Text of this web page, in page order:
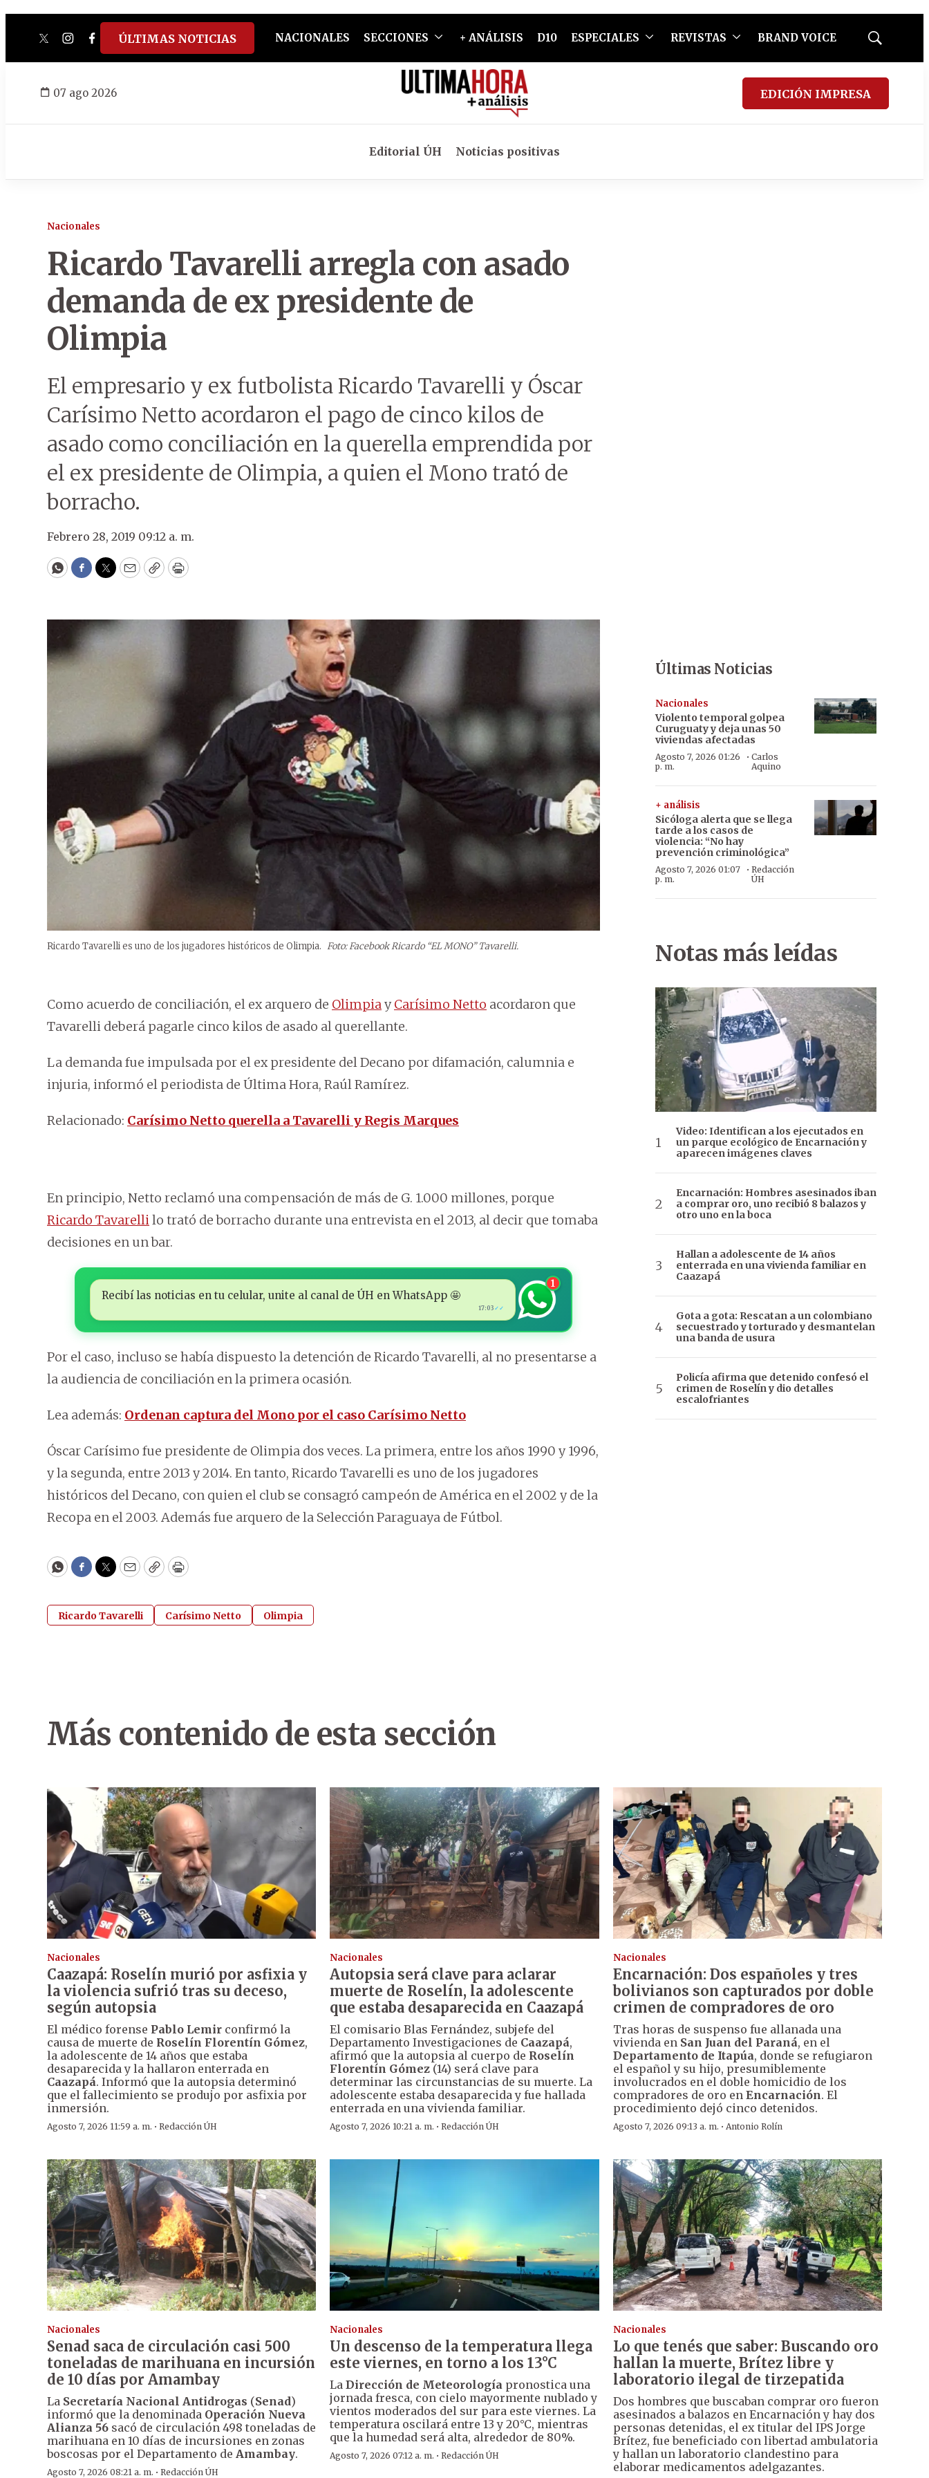
twitterinstagram
facebook
tiktokyoutube
spotify
ÚLTIMAS NOTICIAS NACIONALES SECCIONES + ANÁLISIS D10 ESPECIALES REVISTAS BRAND VOICE
Mostrar
07 ago 2026 EDICIÓN IMPRESA
Editorial ÚH Noticias positivas
Nacionales
Ricardo Tavarelli arregla con asado
demanda de ex presidente de
Olimpia
El empresario y ex futbolista Ricardo Tavarelli y Óscar
Carísimo Netto acordaron el pago de cinco kilos de
asado como conciliación en la querella emprendida por
el ex presidente de Olimpia, a quien el Mono trató de
borracho.
Febrero 28, 2019 09:12 a. m.
WhatsApp
Facebook
Twitter
EmailCopyPrint
Ricardo Tavarelli es uno de los jugadores históricos de Olimpia. Foto: Facebook Ricardo “EL MONO” Tavarelli.
Como acuerdo de conciliación, el ex arquero de OlimpiayCarísimo Netto acordaron que
Tavarelli deberá pagarle cinco kilos de asado al querellante.
La demanda fue impulsada por el ex presidente del Decano por difamación, calumnia e
injuria, informó el periodista de Última Hora, Raúl Ramírez.
Relacionado: Carísimo Netto querella a Tavarelli y Regis Marques
En principio, Netto reclamó una compensación de más de G. 1.000 millones, porque
Ricardo Tavarellilo trató de borracho durante una entrevista en el 2013, al decir que tomaba
decisiones en un bar.
Recibí las noticias en tu celular, unite al canal de ÚH en WhatsApp 🤩
17:03 ✓✓
1
Por el caso, incluso se había dispuesto la detención de Ricardo Tavarelli, al no presentarse a
la audiencia de conciliación en la primera ocasión.
Lea además: Ordenan captura del Mono por el caso Carísimo Netto
Óscar Carísimo fue presidente de Olimpia dos veces. La primera, entre los años 1990 y 1996,
y la segunda, entre 2013 y 2014. En tanto, Ricardo Tavarelli es uno de los jugadores
históricos del Decano, con quien el club se consagró campeón de América en el 2002 y de la
Recopa en el 2003. Además fue arquero de la Selección Paraguaya de Fútbol.
WhatsApp
Facebook
Twitter
EmailCopyPrint
Ricardo Tavarelli Carísimo Netto Olimpia
Últimas Noticias
Nacionales
Violento temporal golpea
Curuguaty y deja unas 50
viviendas afectadas
Agosto 7, 2026 01:26
p. m.
· Carlos
Aquino
+ análisis
Sicóloga alerta que se llega
tarde a los casos de
violencia: “No hay
prevención criminológica”
Agosto 7, 2026 01:07
p. m.
·Redacción
ÚH
Notas más leídas
Video: Identifican a los ejecutados en
un parque ecológico de Encarnación y
aparecen imágenes claves
Encarnación: Hombres asesinados iban
a comprar oro, uno recibió 8 balazos y
otro uno en la boca
Hallan a adolescente de 14 años
enterrada en una vivienda familiar en
Caazapá
Gota a gota: Rescatan a un colombiano
secuestrado y torturado y desmantelan
una banda de usura
Policía afirma que detenido confesó el
crimen de Roselín y dio detalles
escalofriantes
Más contenido de esta sección
Nacionales
Caazapá: Roselín murió por asfixia y
la violencia sufrió tras su deceso,
según autopsia
El médico forense Pablo Lemir confirmó la
causa de muerte de Roselín Florentín Gómez,
la adolescente de 14 años que estaba
desaparecida y la hallaron enterrada en
Caazapá. Informó que la autopsia determinó
que el fallecimiento se produjo por asfixia por
inmersión.
Agosto 7, 2026 11:59 a. m. · Redacción ÚH
Nacionales
Autopsia será clave para aclarar
muerte de Roselín, la adolescente
que estaba desaparecida en Caazapá
El comisario Blas Fernández, subjefe del
Departamento Investigaciones de Caazapá,
afirmó que la autopsia al cuerpo de Roselín
Florentín Gómez (14) será clave para
determinar las circunstancias de su muerte. La
adolescente estaba desaparecida y fue hallada
enterrada en una vivienda familiar.
Agosto 7, 2026 10:21 a. m. ·Redacción ÚH
Nacionales
Encarnación: Dos españoles y tres
bolivianos son capturados por doble
crimen de compradores de oro
Tras horas de suspenso fue allanada una
vivienda en San Juan del Paraná, en el
Departamento de Itapúa, donde se refugiaron
el español y su hijo, presumiblemente
involucrados en el doble homicidio de los
compradores de oro en Encarnación. El
procedimiento dejó cinco detenidos.
Agosto 7, 2026 09:13 a. m. · Antonio Rolín
Nacionales
Senad saca de circulación casi 500
toneladas de marihuana en incursión
de 10 días por Amambay
La Secretaría Nacional Antidrogas (Senad)
informó que la denominada Operación Nueva
Alianza 56 sacó de circulación 498 toneladas de
marihuana en 10 días de incursiones en zonas
boscosas por el Departamento de Amambay.
Agosto 7, 2026 08:21 a. m. · Redacción ÚH
Nacionales
Un descenso de la temperatura llega
este viernes, en torno a los 13°C
LaDirección de Meteorología pronostica una
jornada fresca, con cielo mayormente nublado y
vientos moderados del sur para este viernes. La
temperatura oscilará entre 13 y 20°C, mientras
que la humedad será alta, alrededor de 80%.
Agosto 7, 2026 07:12 a. m. ·Redacción ÚH
Nacionales
Lo que tenés que saber: Buscando oro
hallan la muerte, Brítez libre y
laboratorio ilegal de tirzepatida
Dos hombres que buscaban comprar oro fueron
asesinados a balazos en Encarnación y hay dos
personas detenidas, el ex titular del IPS Jorge
Brítez, fue beneficiado con libertad ambulatoria
y hallan un laboratorio clandestino para
elaborar medicamentos adelgazantes.